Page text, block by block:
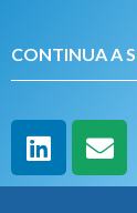
CONTINUA A